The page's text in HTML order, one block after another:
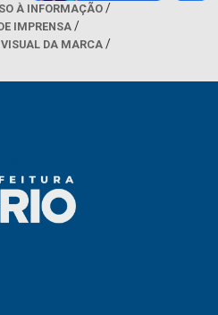
À INFORMAÇÃO
IMPRENSA
DA MARCA